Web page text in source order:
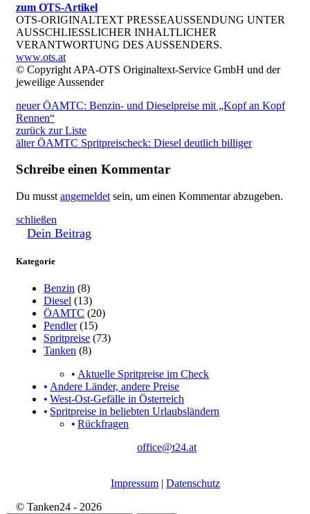
zum OTS-Artikel
OTS-ORIGINALTEXT PRESSEAUSSENDUNG UNTER
AUSSCHLIESSLICHER INHALTLICHER
VERANTWORTUNG DES AUSSENDERS.
www.ots.at
© Copyright APA-OTS Originaltext-Service GmbH und der
jeweilige Aussender
neuer ÖAMTC: Benzin- und Dieselpreise mit „Kopf an Kopf
Rennen“
zurück zur Liste
älter ÖAMTC Spritpreischeck: Diesel deutlich billiger
Schreibe einen Kommentar
Du musst angemeldet sein, um einen Kommentar abzugeben.
schließen
Dein Beitrag
Kategorie
Benzin (8)
Diesel (13)
ÖAMTC (20)
Pendler(15)
Spritpreise (73)
Tanken (8)
Aktuelle Spritpreise im Check
Andere Länder, andere Preise
West-Ost-Gefälle in Österreich
Spritpreise in beliebten Urlaubsländern
Rückfragen
office@t24.at
Impressum | Datenschutz
© Tanken24 - 2026